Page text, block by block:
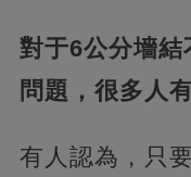
對于6公分墻結
問題，很多人
有人認為，只